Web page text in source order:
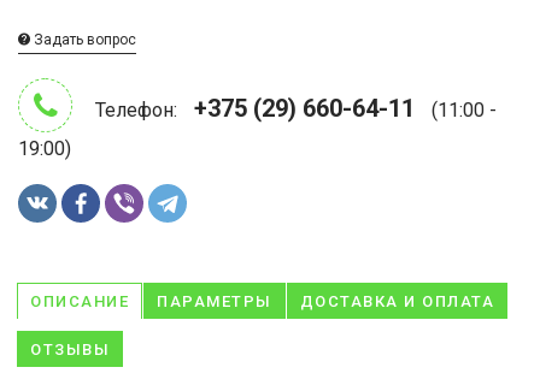
Задать вопрос
Телефон: +375 (29) 660-64-11
(11:00 -
19:00)
ОПИСАНИЕ ПАРАМЕТРЫ ДОСТАВКА И ОПЛАТА
ОТЗЫВЫ